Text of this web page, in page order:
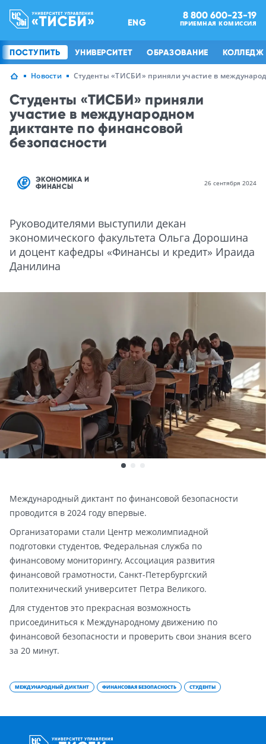
ENG
8 800 600-23-19
ПРИЕМНАЯ КОМИССИЯ
ПОСТУПИТЬ УНИВЕРСИТЕТ ОБРАЗОВАНИЕ КОЛЛЕДЖ
Новости Студенты «ТИСБИ» приняли участие в
Студенты «ТИСБИ» приняли
участие в международном
диктанте по финансовой
безопасности
ЭКОНОМИКА И
ФИНАНСЫ
26 сентября 2024
Руководителями выступили декан
экономического факультета Ольга Дорошина
и доцент кафедры «Финансы и кредит» Ираида
Данилина
Международный диктант по финансовой безопасности
проводится в 2024 году впервые.
Организаторами стали Центр межолимпиадной
подготовки студентов, Федеральная служба по
финансовому мониторингу, Ассоциация развития
финансовой грамотности, Санкт-Петербургский
политехнический университет Петра Великого.
Для студентов это прекрасная возможность
присоединиться к Международному движению по
финансовой безопасности и проверить свои знания всего
за 20 минут.
МЕЖДУНАРОДНЫЙ ДИКТАНТ ФИНАНСОВАЯ БЕЗОПАСНОСТЬ СТУДЕНТЫ